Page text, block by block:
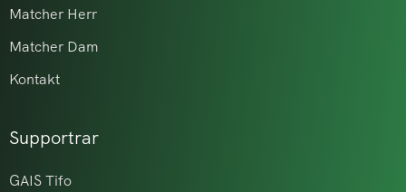
Matcher Herr
Matcher Dam
Kontakt
Supportrar
GAIS Tifo